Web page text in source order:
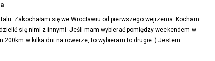
Zakochałam się we Wrocławiu od pierwszego wejrzenia. Kocham
się nimi z innymi. Jeśli mam wybierać pomiędzy weekendem w
200km w kilka dni na rowerze, to wybieram to drugie :) Jestem